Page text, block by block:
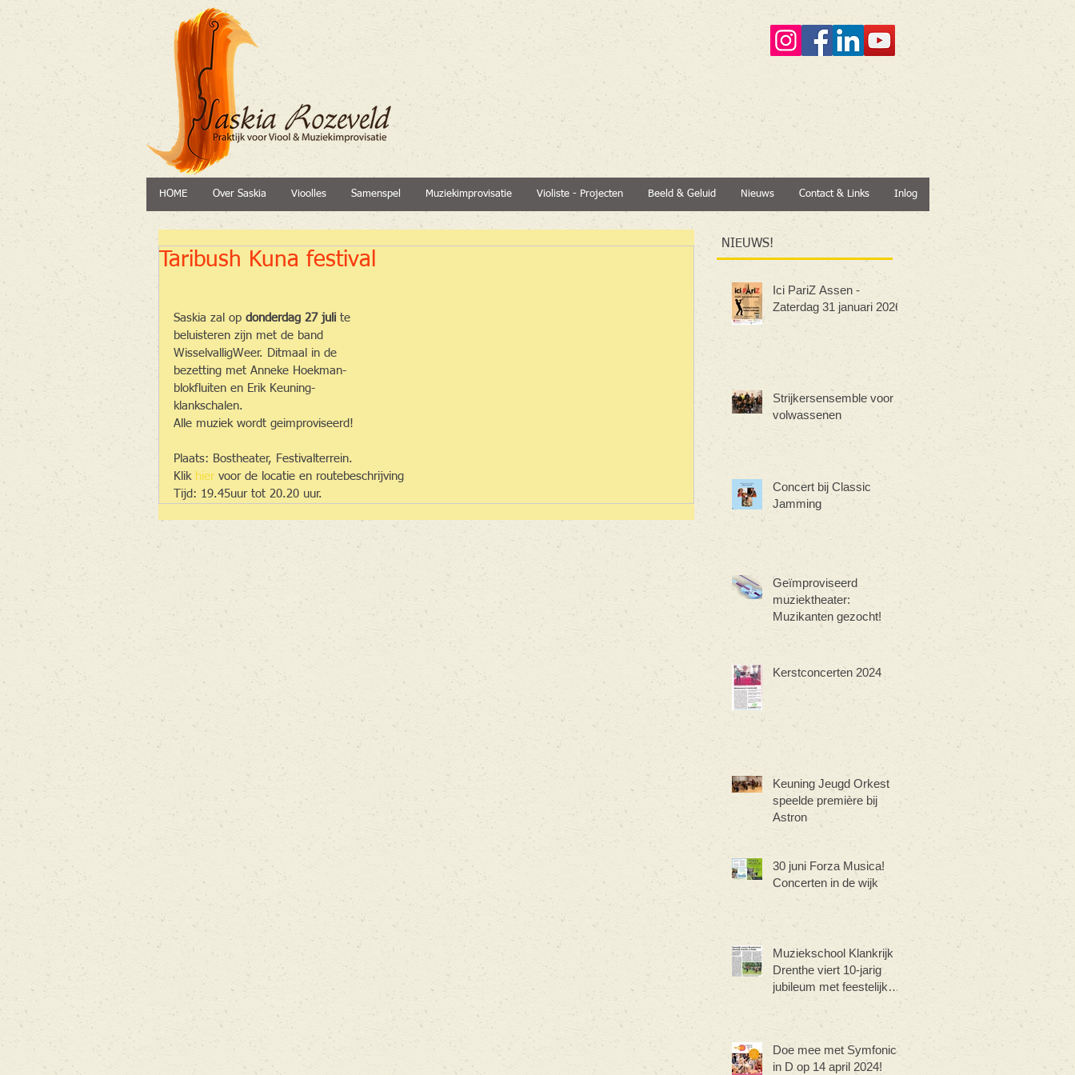
HOME Over Saskia Vioolles Samenspel Muziekimprovisatie Violiste - Projecten Beeld & Geluid Nieuws Contact & Links Inlog
Taribush Kuna festival
Saskia zal op donderdag 27 juli te
beluisteren zijn met de band
WisselvalligWeer. Ditmaal in de
bezetting met Anneke Hoekman-
blokfluiten en Erik Keuning-
klankschalen.
Alle muziek wordt geimproviseerd!
Plaats: Bostheater, Festivalterrein.
Klik hier voor de locatie en routebeschrijving
Tijd: 19.45uur tot 20.20 uur.
NIEUWS!
Ici PariZ Assen -
Zaterdag 31 januari 2026
Strijkersensemble voor
volwassenen
Concert bij Classic
Jamming
Geïmproviseerd
muziektheater:
Muzikanten gezocht!
Kerstconcerten 2024
Keuning Jeugd Orkest
speelde première bij
Astron
30 juni Forza Musica!
Concerten in de wijk
Muziekschool Klankrijk
Drenthe viert 10-jarig
jubileum met feestelijk
Doe mee met Symfonica
in D op 14 april 2024!